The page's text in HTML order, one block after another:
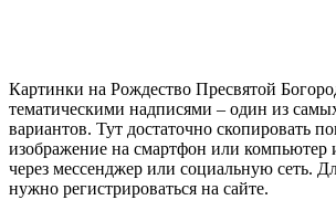
Картинки на Рождество Пресвятой
тематическими надписями – один из
вариантов. Тут достаточно скопировать
изображение на смартфон или компьютер
через мессенджер или социальную сеть.
нужно регистрироваться на сайте.